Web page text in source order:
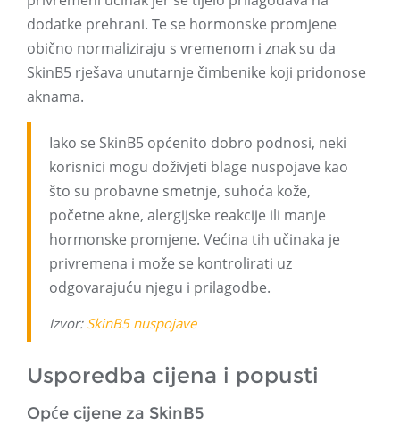
dodatke prehrani. Te se hormonske promjene
obično normaliziraju s vremenom i znak su da
SkinB5 rješava unutarnje čimbenike koji pridonose
aknama.
Iako se SkinB5 općenito dobro podnosi, neki
korisnici mogu doživjeti blage nuspojave kao
što su probavne smetnje, suhoća kože,
početne akne, alergijske reakcije ili manje
hormonske promjene. Većina tih učinaka je
privremena i može se kontrolirati uz
odgovarajuću njegu i prilagodbe.
Izvor: SkinB5 nuspojave
Usporedba cijena i popusti
Opće cijene za SkinB5